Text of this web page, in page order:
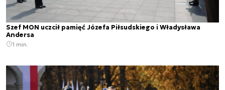
Szef MON uczcił pamięć Józefa Piłsudskiego i Władysława
Andersa
1 min.